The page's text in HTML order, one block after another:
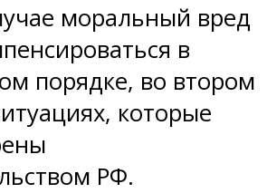
моральный вред
в
порядке, во втором
которые
РФ.